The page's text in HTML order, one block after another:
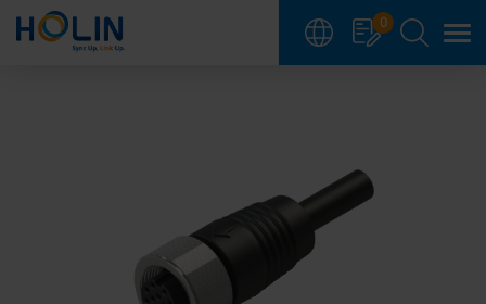
0
Panel de gestión de cookies